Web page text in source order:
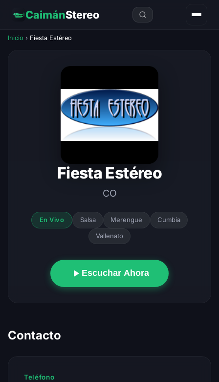
CaimánStereo
Inicio › Fiesta Estéreo
Fiesta Estéreo
CO
En Vivo Salsa Merengue Cumbia
Vallenato
Escuchar Ahora
Contacto
Teléfono